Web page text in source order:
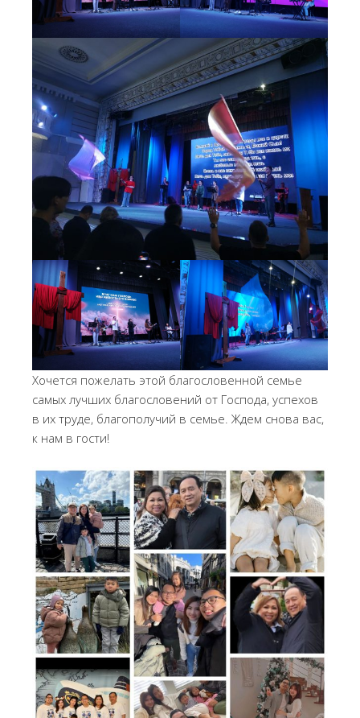
Хочется пожелать этой благословенной семье
самых лучших благословений от Господа, успехов
в их труде, благополучий в семье. Ждем снова вас,
к нам в гости!